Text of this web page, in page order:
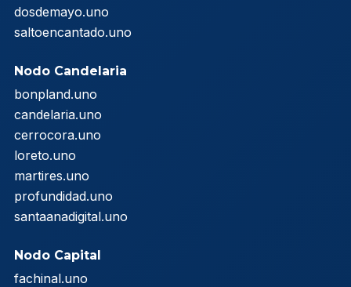
dosdemayo.uno
saltoencantado.uno
Nodo Candelaria
bonpland.uno
candelaria.uno
cerrocora.uno
loreto.uno
martires.uno
profundidad.uno
santaanadigital.uno
Nodo Capital
fachinal.uno